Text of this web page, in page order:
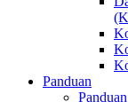
Panduan